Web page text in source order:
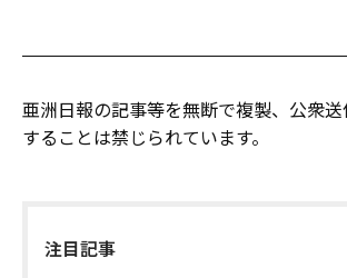
亜洲日報の記事等を無断で複製、公衆
することは禁じられています。
注目記事